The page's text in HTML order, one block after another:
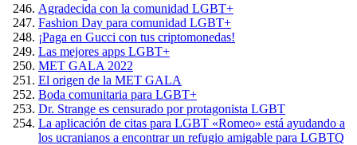
Agradecida con la comunidad LGBT+
Fashion Day para comunidad LGBT+
¡Paga en Gucci con tus criptomonedas!
Las mejores apps LGBT+
MET GALA 2022
El origen de la MET GALA
Boda comunitaria para LGBT+
Dr. Strange es censurado por protagonista LGBT
La aplicación de citas para LGBT «Romeo» está ayudando a
los ucranianos a encontrar un refugio amigable para LGBTQ